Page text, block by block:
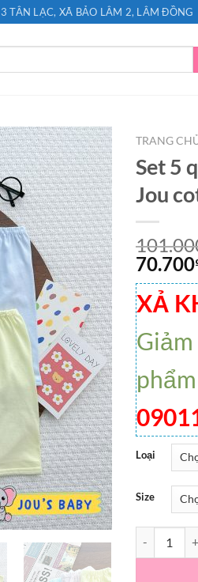
TÂN LẠC, XÃ BẢO LÂM 2, LÂM ĐỒNG
TRANG
Set 5
Jou
70.700
XẢ
Giảm
Loại
Size